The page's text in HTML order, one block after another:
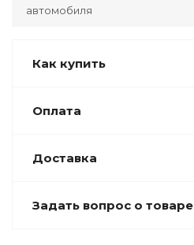
автомобиля
Как купить
Оплата
Доставка
Задать вопрос о товаре